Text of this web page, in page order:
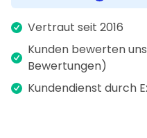
Vertraut seit 2016
Kunden bewerten
Bewertungen)
Kundendienst durch